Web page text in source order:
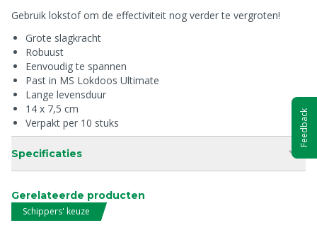
Gebruik lokstof om de effectiviteit nog verder te vergroten!
Grote slagkracht
Robuust
Eenvoudig te spannen
Past in MS Lokdoos Ultimate
Lange levensduur
14 x 7,5 cm
Verpakt per 10 stuks
Specificaties
Gerelateerde producten
Schippers' keuze
Feedback